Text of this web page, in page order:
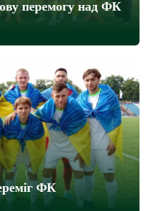
перемогу над ФК
ФК